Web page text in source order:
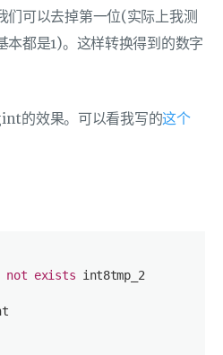
们可以去掉第一位(实际上我测
本都是1)。这样转换得到的数字
的效果。可以看我写的这个
not exists int8tmp_2